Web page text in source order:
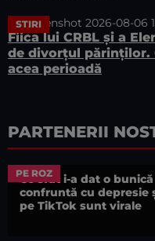
STIRI
Fiica lui CRBL și a
de divorțul părinților.
acea perioadă
PARTENERII
PE ROZ
Ce sfat i-a dat o
confruntă cu depresie
pe TikTok sunt virale